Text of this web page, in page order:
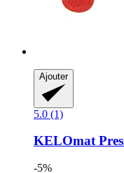
Ajouter
5.0 (1)
KELOmat
-5%